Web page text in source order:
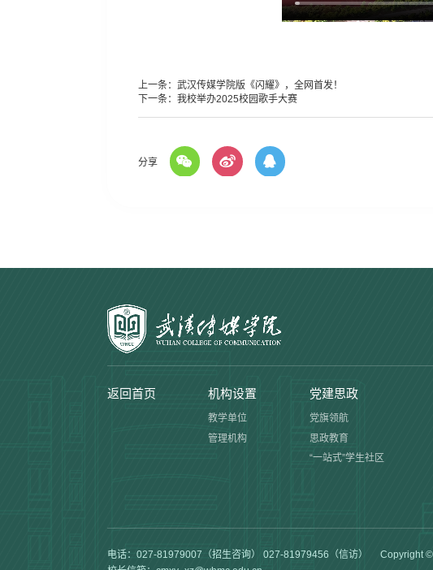
上一条： 武汉传媒学院版《闪耀》，全网首发！
下一条： 我校举办2025校园歌手大赛
分享
返回首页 机构设置
教学单位
管理机构
党建思政
党旗领航
思政教育
“一站式”学生社区
电话：027-81979007（招生咨询） 027-81979456（信访） Copyright